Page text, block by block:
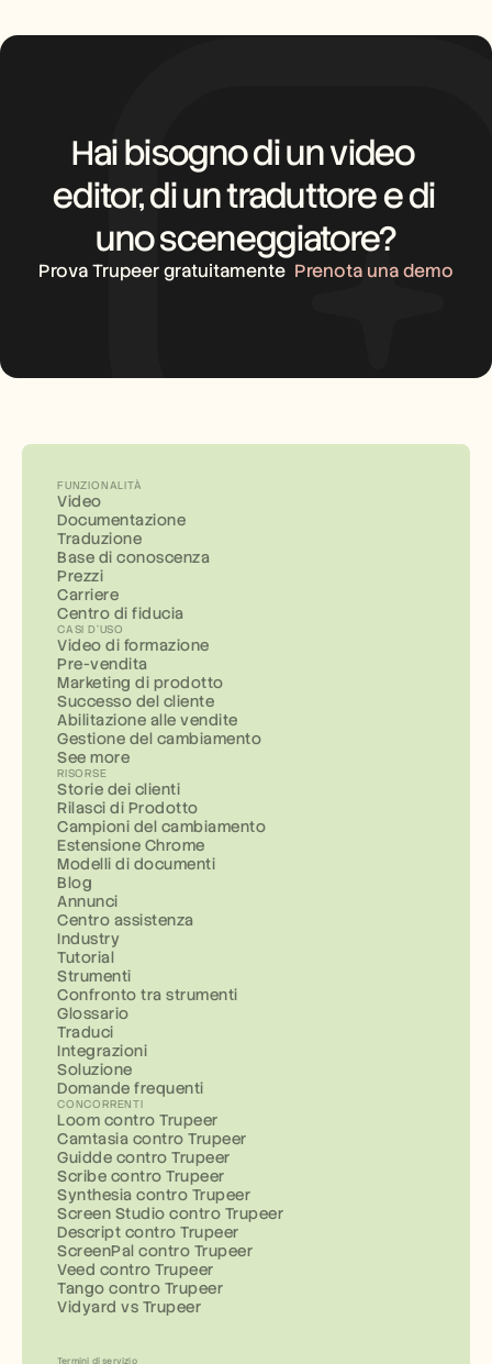
Hai bisogno di un video
editor, di un traduttore e di
uno sceneggiatore?
Prova Trupeer gratuitamente Prenota una demo
FUNZIONALITÀ
Video
Documentazione
Traduzione
Base di conoscenza
Prezzi
Carriere
Centro di fiducia
CASI D'USO
Video di formazione
Pre-vendita
Marketing di prodotto
Successo del cliente
Abilitazione alle vendite
Gestione del cambiamento
See more
RISORSE
Storie dei clienti
Rilasci di Prodotto
Campioni del cambiamento
Estensione Chrome
Modelli di documenti
Blog
Annunci
Centro assistenza
Industry
Tutorial
Strumenti
Confronto tra strumenti
Glossario
Traduci
Integrazioni
Soluzione
Domande frequenti
CONCORRENTI
Loom contro Trupeer
Camtasia contro Trupeer
Guidde contro Trupeer
Scribe contro Trupeer
Synthesia contro Trupeer
Screen Studio contro Trupeer
Descript contro Trupeer
ScreenPal contro Trupeer
Veed contro Trupeer
Tango contro Trupeer
Vidyard vs Trupeer
Termini di servizio